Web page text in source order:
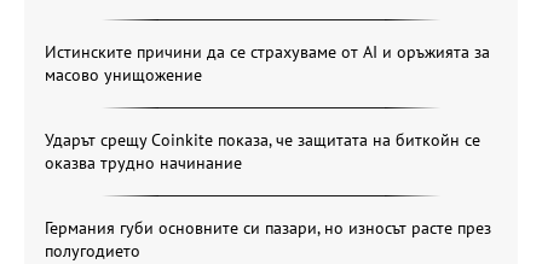
Истинските причини да се страхуваме от AI и оръжията за
масово унищожение
Ударът срещу Coinkite показа, че защитата на биткойн се
оказва трудно начинание
Германия губи основните си пазари, но износът расте през
полугодието